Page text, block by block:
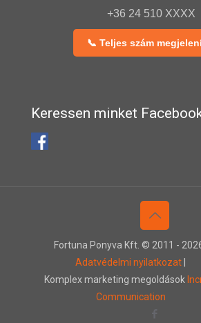
+36 24 510 XXXX
📞 Teljes szám
Keressen minket
Fortuna Ponyva Kft. © 2011 - 2026
Adatvédelmi nyilatkozat
Komplex marketing megoldások
Communication